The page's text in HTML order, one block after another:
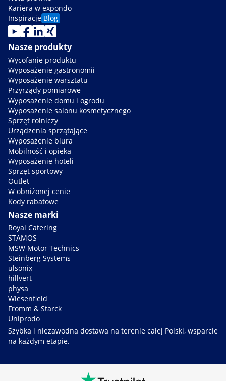
Kariera w expondo
Inspiracje Blog
Nasze produkty
Wycofanie produktu
Wyposażenie gastronomii
Wyposażenie warsztatu
Przyrządy pomiarowe
Wyposażenie domu i ogrodu
Wyposażenie salonu kosmetycznego
Sprzęt rolniczy
Urządzenia sprzątające
Wyposażenie biura
Mobilność i opieka
Wyposażenie hoteli
Sprzęt sportowy
Outlet
W obniżonej cenie
Kody rabatowe
Nasze marki
Royal Catering
STAMOS
MSW Motor Technics
Steinberg Systems
ulsonix
hillvert
physa
Wiesenfield
Fromm & Starck
Uniprodo
Szybka i niezawodna dostawa na terenie całej Polski, wsparcie
na każdym etapie.